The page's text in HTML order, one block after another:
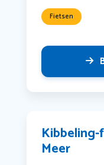
Fietsen
Meer